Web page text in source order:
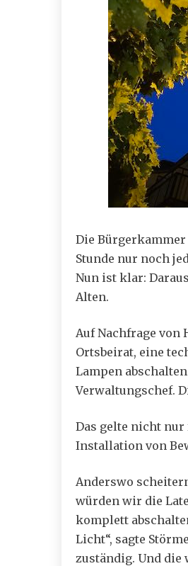
Die
Stunde nur noch
Nun ist klar:
Alten.
Auf Nachfrage
Ortsbeirat, eine
Lampen
Verwaltungschef.
Das gelte nicht nur
Installation von
Anderswo
würden wir die
komplett
Licht“, sagte
zuständig. Und die